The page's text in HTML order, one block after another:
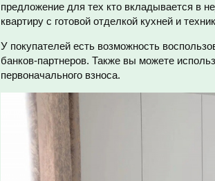
предложение для тех кто вкладывается в
квартиру с готовой отделкой кухней и
У покупателей есть возможность
банков-партнеров. Также вы можете
первоначального взноса.